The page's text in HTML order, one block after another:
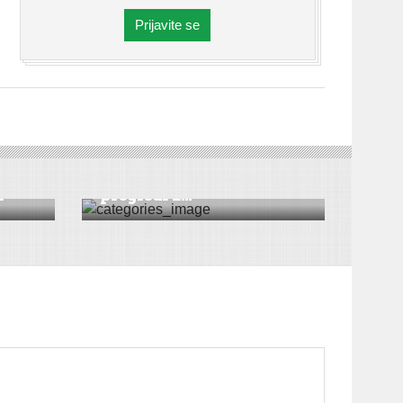
Prijavite se
VESTI
pregledi z...